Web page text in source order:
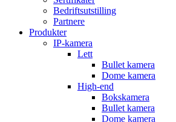
Bedriftsutstilling
Partnere
Produkter
IP-kamera
Lett
Bullet kamera
Dome kamera
High-end
Bokskamera
Bullet kamera
Dome kamera